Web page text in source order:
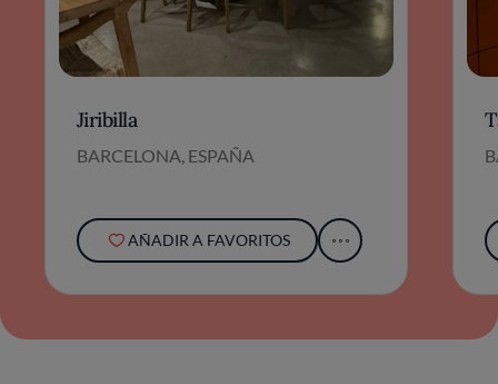
Jiribilla
BARCELONA, ESPAÑA
AÑADIR A FAVORITOS